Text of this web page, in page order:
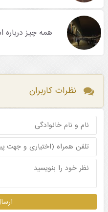
همه چیز درباره
نظرات کاربران